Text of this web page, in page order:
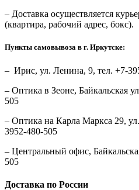
– Доставка осуществляется
(квартира, рабочий адрес, бокс).
Пункты самовывоза в г. Иркутске:
– Ирис, ул. Ленина, 9, тел. +7-
– Оптика в Зеоне, Байкальская
505
– Оптика на Карла Маркса 29,
3952-480-505
– Центральный офис,
505
Доставка по России